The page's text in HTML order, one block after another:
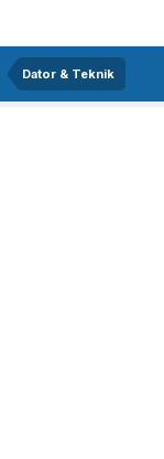
Dator & Teknik